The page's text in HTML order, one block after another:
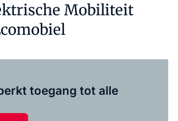
Mobiliteit
toegang tot alle